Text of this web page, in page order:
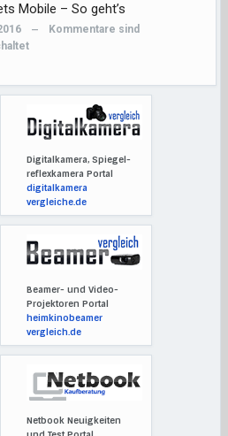
Mobile – So geht’s
—
Kommentare sind
Digitalkamera, Spiegel-
reflexkamera Portal
digitalkamera
vergleiche.de
Beamer- und Video-
Projektoren Portal
heimkinobeamer
vergleich.de
Netbook Neuigkeiten